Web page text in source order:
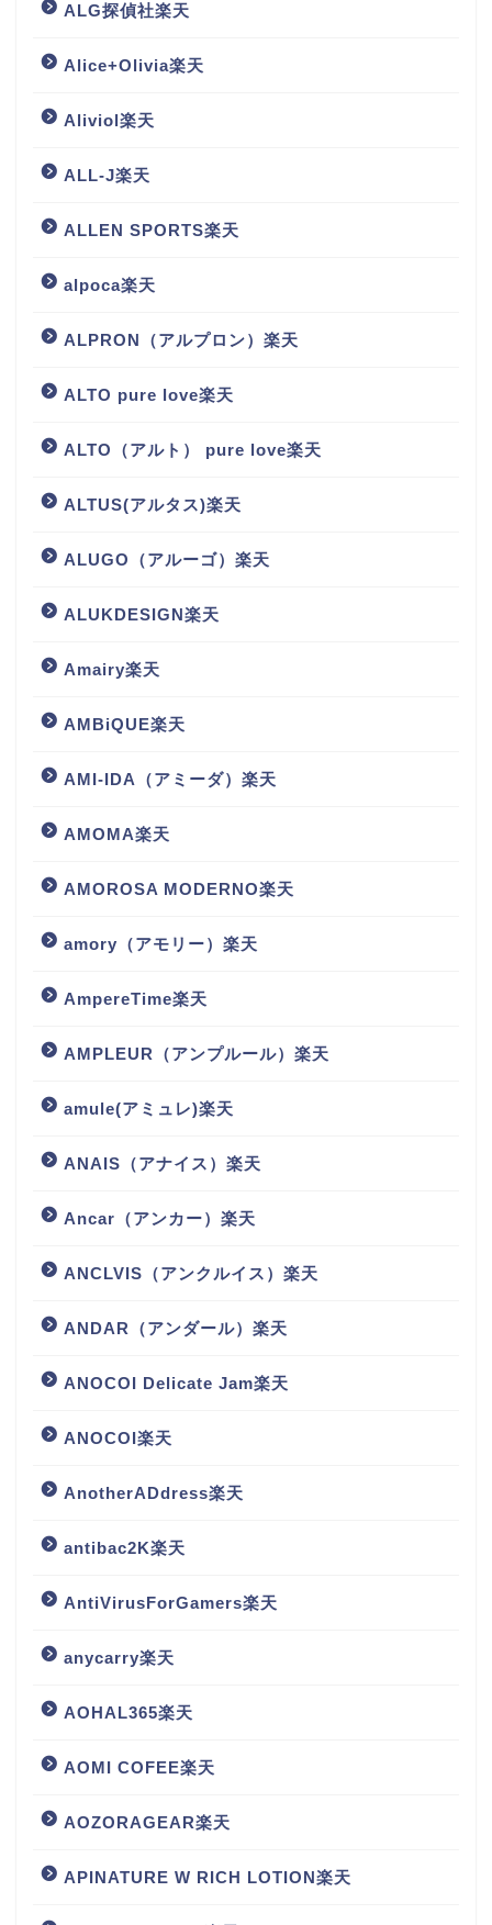
ALG探偵社楽天
Alice+Olivia楽天
Aliviol楽天
ALL-J楽天
ALLEN SPORTS楽天
alpoca楽天
ALPRON（アルプロン）楽天
ALTO pure love楽天
ALTO（アルト） pure love楽天
ALTUS(アルタス)楽天
ALUGO（アルーゴ）楽天
ALUKDESIGN楽天
Amairy楽天
AMBiQUE楽天
AMI-IDA（アミーダ）楽天
AMOMA楽天
AMOROSA MODERNO楽天
amory（アモリー）楽天
AmpereTime楽天
AMPLEUR（アンプルール）楽天
amule(アミュレ)楽天
ANAIS（アナイス）楽天
Ancar（アンカー）楽天
ANCLVIS（アンクルイス）楽天
ANDAR（アンダール）楽天
ANOCOI Delicate Jam楽天
ANOCOI楽天
AnotherADdress楽天
antibac2K楽天
AntiVirusForGamers楽天
anycarry楽天
AOHAL365楽天
AOMI COFEE楽天
AOZORAGEAR楽天
APINATURE W RICH LOTION楽天